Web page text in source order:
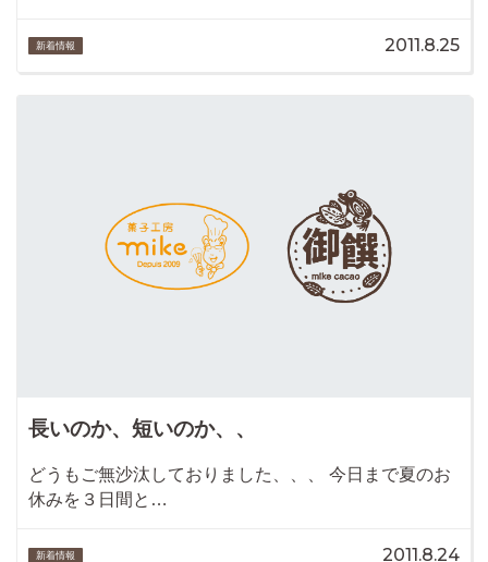
新着情報 2011.8.25
長いのか、短いのか、、
どうもご無沙汰しておりました、、、 今日まで夏のお
休みを３日間と…
新着情報 2011.8.24